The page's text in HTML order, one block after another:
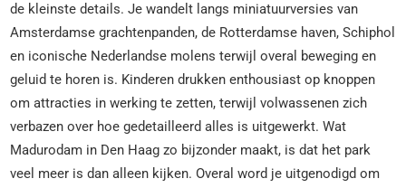
de kleinste details. Je wandelt langs miniatuurversies van
Amsterdamse grachtenpanden, de Rotterdamse haven, Schiphol
en iconische Nederlandse molens terwijl overal beweging en
geluid te horen is. Kinderen drukken enthousiast op knoppen
om attracties in werking te zetten, terwijl volwassenen zich
verbazen over hoe gedetailleerd alles is uitgewerkt. Wat
Madurodam in Den Haag zo bijzonder maakt, is dat het park
veel meer is dan alleen kijken. Overal word je uitgenodigd om